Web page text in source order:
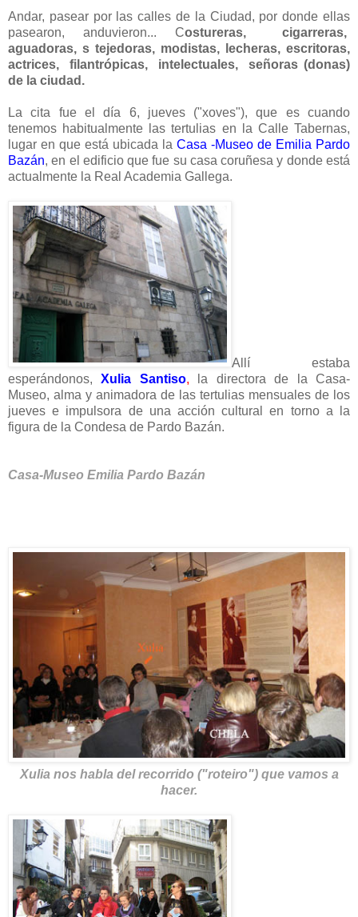
Andar, pasear por las calles de la Ciudad, por donde ellas
pasearon, anduvieron... Costureras, cigarreras,
aguadoras, s tejedoras, modistas, lecheras, escritoras,
actrices, filantrópicas, intelectuales, señoras (donas)
de la ciudad.
La cita fue el día 6, jueves ("xoves"), que es cuando
tenemos habitualmente las tertulias en la Calle Tabernas,
lugar en que está ubicada la Casa -Museo de Emilia Pardo
Bazán, en el edificio que fue su casa coruñesa y donde está
actualmente la Real Academia Gallega.
Allí estaba
esperándonos,Xulia Santiso, la directora de la Casa-
Museo, alma y animadora de las tertulias mensuales de los
jueves e impulsora de una acción cultural en torno a la
figura de la Condesa de Pardo Bazán.
Casa-Museo Emilia Pardo Bazán
Xulia nos habla del recorrido ("roteiro") que vamos a
hacer.